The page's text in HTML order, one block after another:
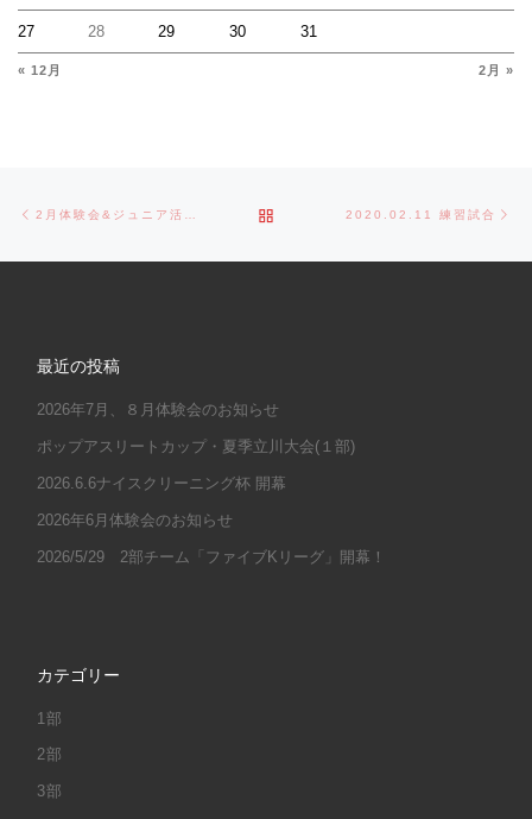
« 12月 2月 »
27 28 29 30 31
Post navigation BACK TO POST LIST
2020.02.11 練習試合
最近の投稿
2026年7月、８月体験会のお知らせ
ポップアスリートカップ・夏季立川大会(１部)
2026.6.6ナイスクリーニング杯 開幕
2026年6月体験会のお知らせ
2026/5/29 2部チーム「ファイブKリーグ」開幕！
カテゴリー
1部
2部
3部